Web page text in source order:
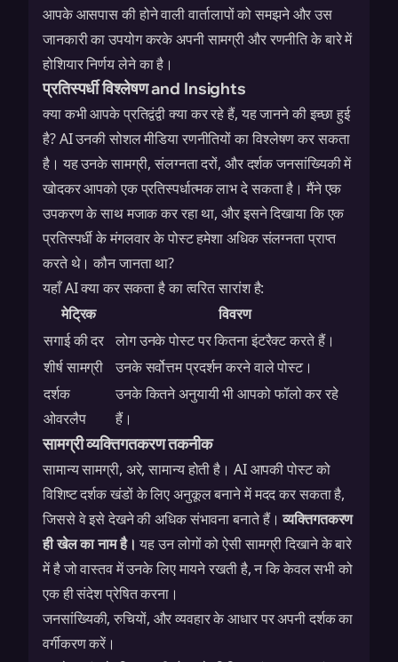
आपके आसपास की होने वाली वार्तालापों को समझने और उस
जानकारी का उपयोग करके अपनी सामग्री और रणनीति के बारे में
होशियार निर्णय लेने का है।
प्रतिस्पर्धी विश्लेषण and Insights
क्या कभी आपके प्रतिद्वंद्वी क्या कर रहे हैं, यह जानने की इच्छा हुई
है? AI उनकी सोशल मीडिया रणनीतियों का विश्लेषण कर सकता
है। यह उनके सामग्री, संलग्नता दरों, और दर्शक जनसांख्यिकी में
खोदकर आपको एक प्रतिस्पर्धात्मक लाभ दे सकता है। मैंने एक
उपकरण के साथ मजाक कर रहा था, और इसने दिखाया कि एक
प्रतिस्पर्धी के मंगलवार के पोस्ट हमेशा अधिक संलग्नता प्राप्त
करते थे। कौन जानता था?
यहाँ AI क्या कर सकता है का त्वरित सारांश है:
मेट्रिक
विवरण
सगाई की दर लोग उनके पोस्ट पर कितना इंटरैक्ट करते हैं।
शीर्ष सामग्री
उनके सर्वोत्तम प्रदर्शन करने वाले पोस्ट।
दर्शक
ओवरलैप
उनके कितने अनुयायी भी आपको फॉलो कर रहे
हैं।
सामग्री व्यक्तिगतकरण तकनीक
सामान्य सामग्री, अरे, सामान्य होती है। AI आपकी पोस्ट को
विशिष्ट दर्शक खंडों के लिए अनुकूल बनाने में मदद कर सकता है,
जिससे वे इसे देखने की अधिक संभावना बनाते हैं।व्यक्तिगतकरण
ही खेल का नाम है। यह उन लोगों को ऐसी सामग्री दिखाने के बारे
में है जो वास्तव में उनके लिए मायने रखती है, न कि केवल सभी को
एक ही संदेश प्रेषित करना।
जनसांख्यिकी, रुचियों, और व्यवहार के आधार पर अपनी दर्शक का
वर्गीकरण करें।